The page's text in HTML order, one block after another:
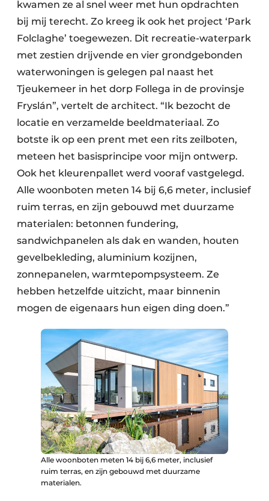
kwamen ze al snel weer met hun opdrachten
bij mij terecht. Zo kreeg ik ook het project ‘Park
Folclaghe’ toegewezen. Dit recreatie-waterpark
met zestien drijvende en vier grondgebonden
waterwoningen is gelegen pal naast het
Tjeukemeer in het dorp Follega in de provinsje
Fryslán”, vertelt de architect. “Ik bezocht de
locatie en verzamelde beeldmateriaal. Zo
botste ik op een prent met een rits zeilboten,
meteen het basisprincipe voor mijn ontwerp.
Ook het kleurenpallet werd vooraf vastgelegd.
Alle woonboten meten 14 bij 6,6 meter, inclusief
ruim terras, en zijn gebouwd met duurzame
materialen: betonnen fundering,
sandwichpanelen als dak en wanden, houten
gevelbekleding, aluminium kozijnen,
zonnepanelen, warmtepompsysteem. Ze
hebben hetzelfde uitzicht, maar binnenin
mogen de eigenaars hun eigen ding doen.”
Alle woonboten meten 14 bij 6,6 meter, inclusief
ruim terras, en zijn gebouwd met duurzame
materialen.